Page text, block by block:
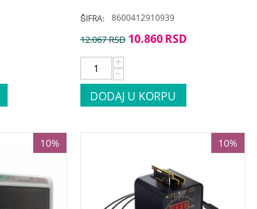
ŠIFRA: 8600412910939
12.067RSD 10.860 RSD
+
−
DODAJ U KORPU
10% 10%